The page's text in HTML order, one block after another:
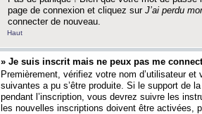
page de connexion et cliquez sur J’ai perdu
connecter de nouveau.
Haut
» Je suis inscrit mais ne peux pas me
Premièrement, vérifiez votre nom d’utilisateur
suivantes a pu s’être produite. Si le support de
pendant l’inscription, vous devrez suivre les
les nouvelles inscriptions doivent être activées,